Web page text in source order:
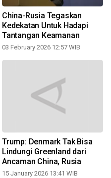
China-Rusia Tegaskan
Kedekatan Untuk Hadapi
Tantangan Keamanan
03 February 2026 12:57 WIB
Trump: Denmark Tak Bisa
Lindungi Greenland dari
Ancaman China, Rusia
15 January 2026 13:41 WIB